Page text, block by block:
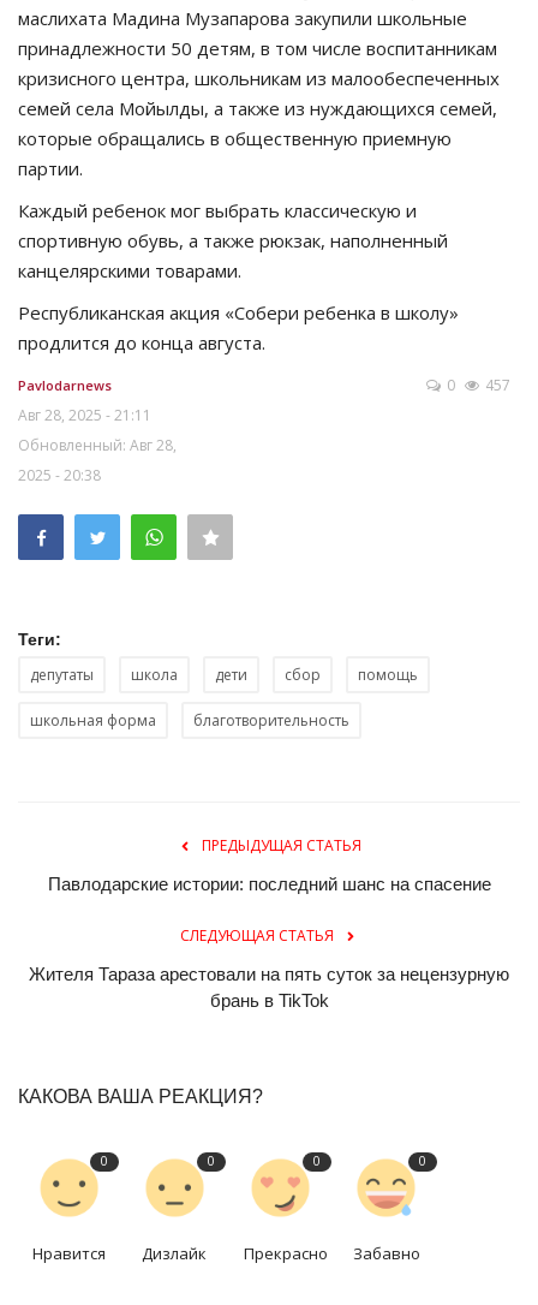
маслихата Мадина Музапарова закупили школьные
принадлежности 50 детям, в том числе воспитанникам
кризисного центра, школьникам из малообеспеченных
семей села Мойылды, а также из нуждающихся семей,
которые обращались в общественную приемную
партии.
Каждый ребенок мог выбрать классическую и
спортивную обувь, а также рюкзак, наполненный
канцелярскими товарами.
Республиканская акция «Собери ребенка в школу»
продлится до конца августа.
Pavlodarnews
Авг 28, 2025 - 21:11
Обновленный: Авг 28,
2025 - 20:38
0 457
Теги:
депутаты школа дети сбор помощь
школьная форма благотворительность
ПРЕДЫДУЩАЯ СТАТЬЯ
Павлодарские истории: последний шанс на спасение
СЛЕДУЮЩАЯ СТАТЬЯ
Жителя Тараза арестовали на пять суток за нецензурную
брань в TikTok
КАКОВА ВАША РЕАКЦИЯ?
0
Нравится
0
Дизлайк
0
Прекрасно
0
Забавно